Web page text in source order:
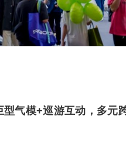
型气模+巡游互动 ，多元